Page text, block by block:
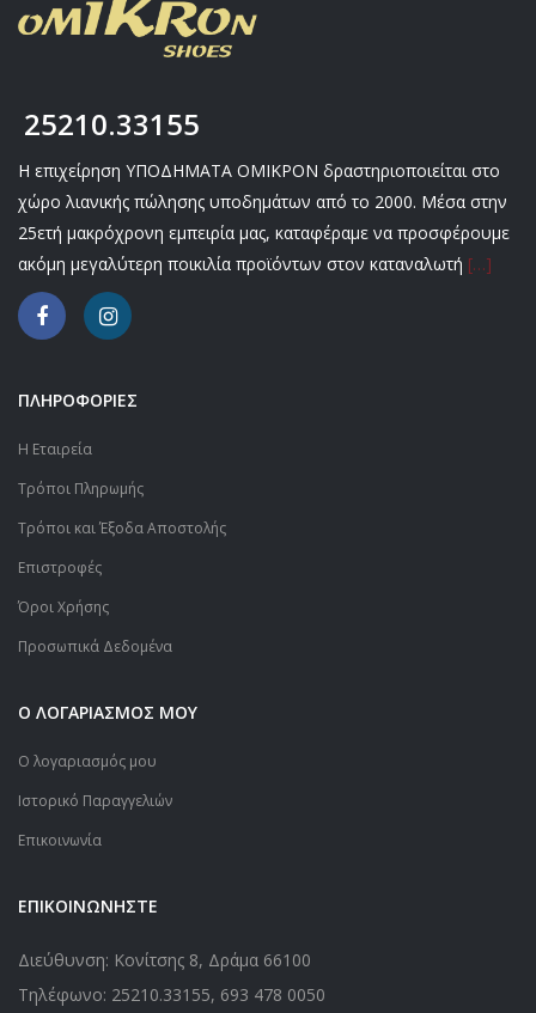
25210.33155
Η επιχείρηση ΥΠΟΔΗΜΑΤΑ ΟΜΙΚΡΟΝ δραστηριοποιείται στο
χώρο λιανικής πώλησης υποδημάτων από το 2000. Μέσα στην
25ετή μακρόχρονη εμπειρία μας, καταφέραμε να προσφέρουμε
ακόμη μεγαλύτερη ποικιλία προϊόντων στον καταναλωτή […]
ΠΛΗΡΟΦΟΡΙΕΣ
Η Εταιρεία
Τρόποι Πληρωμής
Τρόποι και Έξοδα Αποστολής
Επιστροφές
Όροι Χρήσης
Προσωπικά Δεδομένα
Ο ΛΟΓΑΡΙΑΣΜΟΣ ΜΟΥ
Ο λογαριασμός μου
Ιστορικό Παραγγελιών
Επικοινωνία
ΕΠΙΚΟΙΝΩΝΗΣΤΕ
Διεύθυνση: Κονίτσης 8, Δράμα 66100
Τηλέφωνο: 25210.33155, 693 478 0050